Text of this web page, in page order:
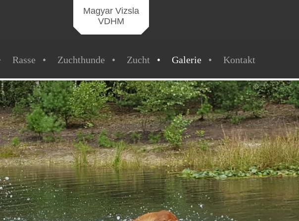
Magyar Vizsla
VDHM
Rasse Zuchthunde Zucht Galerie Kontakt